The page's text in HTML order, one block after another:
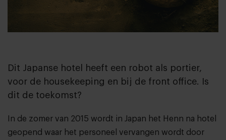
Dit Japanse hotel heeft een robot als portier,
voor de housekeeping en bij de front office. Is
dit de toekomst?
In de zomer van 2015 wordt in Japan het Henn na hotel
geopend waar het personeel vervangen wordt door